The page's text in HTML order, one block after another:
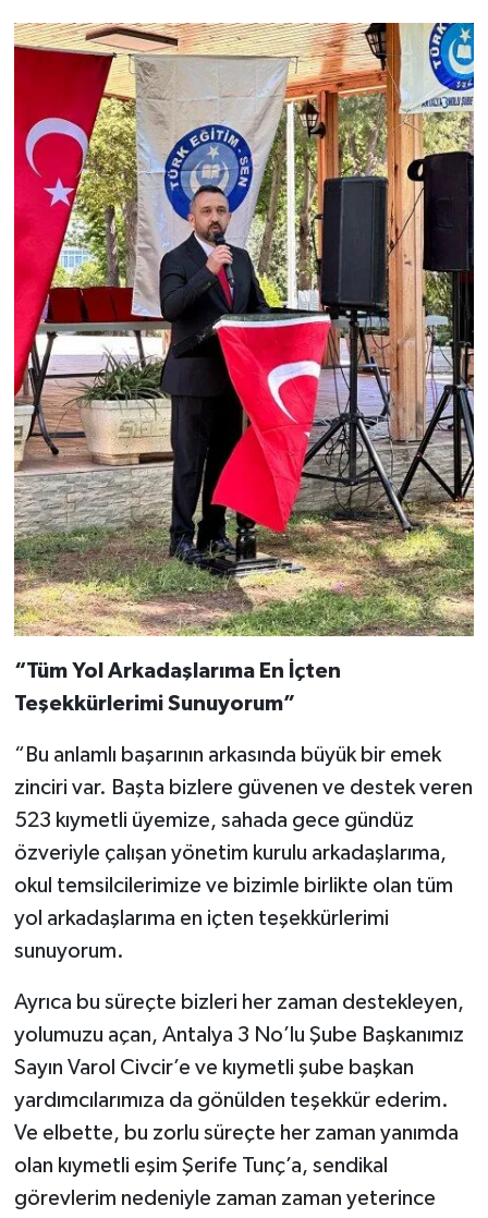
“Tüm Yol Arkadaşlarıma En İçten
Teşekkürlerimi Sunuyorum”
“Bu anlamlı başarının arkasında büyük bir emek
zinciri var. Başta bizlere güvenen ve destek veren
523 kıymetli üyemize, sahada gece gündüz
özveriyle çalışan yönetim kurulu arkadaşlarıma,
okul temsilcilerimize ve bizimle birlikte olan tüm
yol arkadaşlarıma en içten teşekkürlerimi
sunuyorum.
Ayrıca bu süreçte bizleri her zaman destekleyen,
yolumuzu açan, Antalya 3 No’lu Şube Başkanımız
Sayın Varol Civcir’e ve kıymetli şube başkan
yardımcılarımıza da gönülden teşekkür ederim.
Ve elbette, bu zorlu süreçte her zaman yanımda
olan kıymetli eşim Şerife Tunç’a, sendikal
görevlerim nedeniyle zaman zaman yeterince